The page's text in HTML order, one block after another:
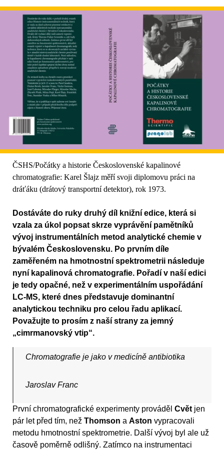
ČSHS/Počátky a historie Československé kapalinové
chromatografie: Karel Šlajz měří svoji diplomovu práci na
dráťáku (drátový transportní detektor), rok 1973.
Dostáváte do ruky druhý díl knižní edice, která si
vzala za úkol popsat skrze vyprávění pamětníků
vývoj instrumentálních metod analytické chemie v
bývalém Československu. Po prvním díle
zaměřeném na hmotnostní spektrometrii následuje
nyní kapalinová chromatografie. Pořadí v naší edici
je tedy opačné, než v experimentálním uspořádání
LC-MS, které dnes představuje dominantní
analytickou techniku pro celou řadu aplikací.
Považujte to prosím z naší strany za jemný
„cimrmanovský vtip“.
Chromatografie je jako v medicíně antibiotika
Jaroslav Franc
První chromatografické experimenty prováděl Cvět jen
pár let před tím, než Thomson a Aston vypracovali
metodu hmotnostní spektrometrie. Další vývoj byl ale už
časově poměrně odlišný. Zatímco na instrumentaci